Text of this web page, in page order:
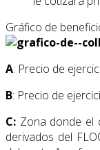
Gráfico de
A: Precio de
B: Precio de
C: Zona donde el
derivados del